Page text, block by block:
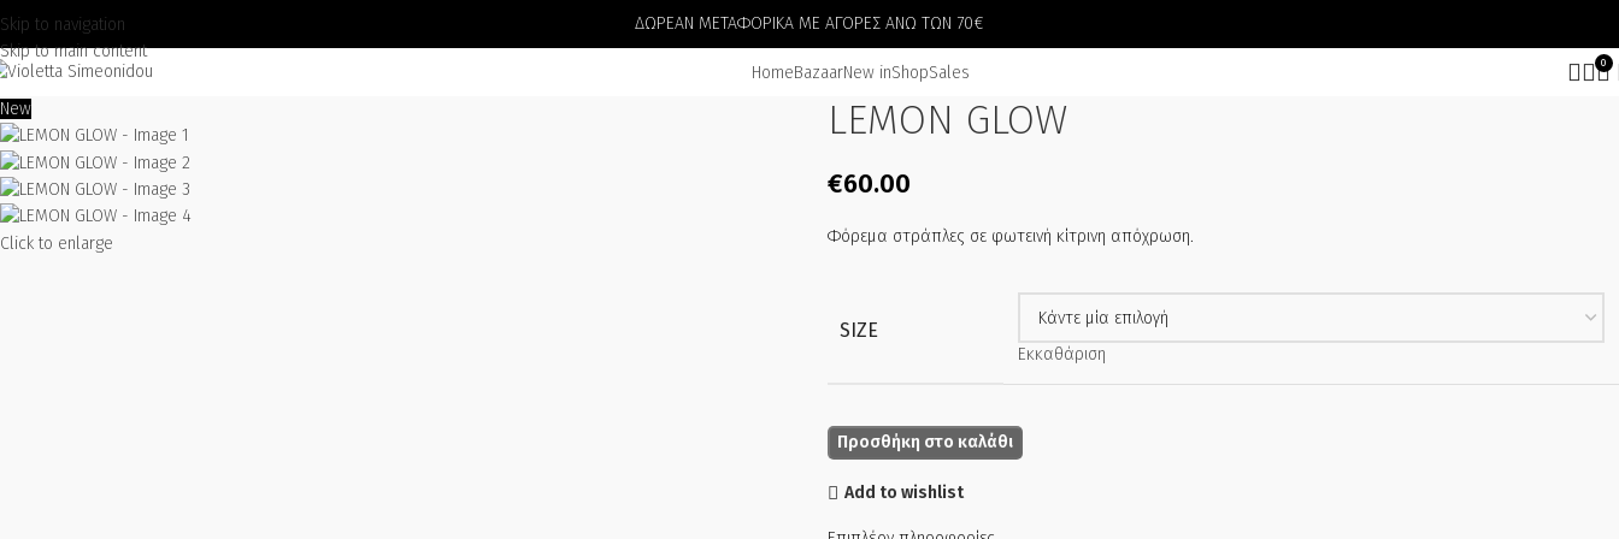
Skip to navigation
Skip to main content
ΔΩΡΕΑΝ ΜΕΤΑΦΟΡΙΚΑ ΜΕ ΑΓΟΡΕΣ ΑΝΩ ΤΩΝ 70€
HomeBazaarNew inShopSales 0
New
Click to enlarge
LEMON GLOW
€60.00
Φόρεμα στράπλες σε φωτεινή κίτρινη απόχρωση.
SIZE
Εκκαθάριση
Προσθήκη στο καλάθι
Add to wishlist